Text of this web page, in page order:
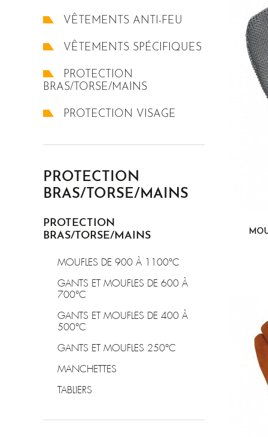
VÊTEMENTS ANTI-FEU
VÊTEMENTS SPÉCIFIQUES
PROTECTION
BRAS/TORSE/MAINS
PROTECTION VISAGE
PROTECTION
BRAS/TORSE/MAINS
PROTECTION
BRAS/TORSE/MAINS
MOUFLES DE 900 À 1100°C
GANTS ET MOUFLES DE 600 À
700°C
GANTS ET MOUFLES DE 400 À
500°C
GANTS ET MOUFLES 250°C
MANCHETTES
TABLIERS